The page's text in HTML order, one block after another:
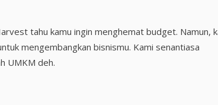
tahu kamu ingin menghemat budget. Namun,
mengembangkan bisnismu. Kami senantiasa
UMKM deh.